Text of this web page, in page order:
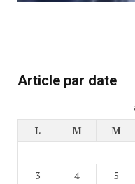
Article par date
L
M M
3
4 5